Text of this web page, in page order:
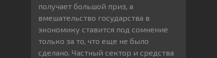
получает большой приз, а
вмешательство государства в
экономику ставится под сомнение
только за то, что еще не было
сделано. Частный сектор и средства